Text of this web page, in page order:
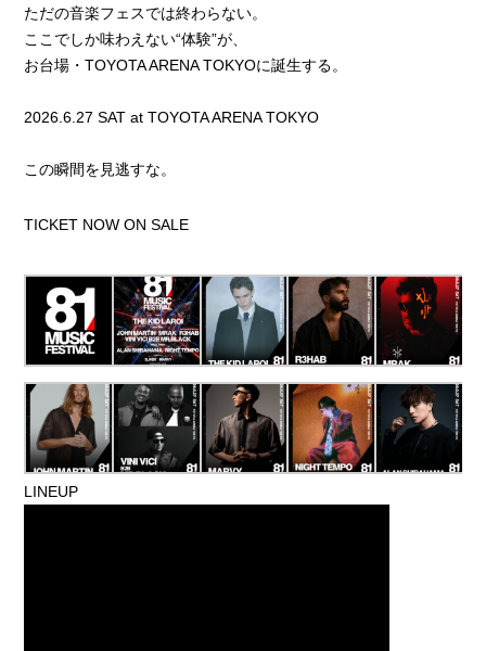
ただの音楽フェスでは終わらない。
ここでしか味わえない“体験”が、
お台場・TOYOTA ARENA TOKYOに誕生する。
2026.6.27 SAT at TOYOTA ARENA TOKYO
この瞬間を見逃すな。
TICKET NOW ON SALE
LINEUP